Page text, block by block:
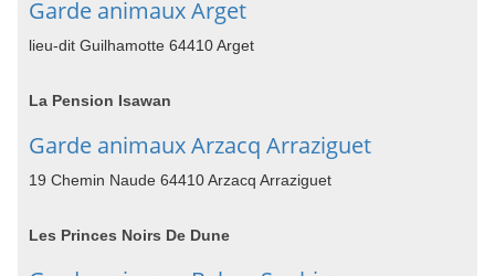
Garde animaux Arget
lieu-dit Guilhamotte 64410 Arget
La Pension Isawan
Garde animaux Arzacq Arraziguet
19 Chemin Naude 64410 Arzacq Arraziguet
Les Princes Noirs De Dune